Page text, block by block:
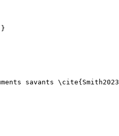
savants \cite{ Smith2023